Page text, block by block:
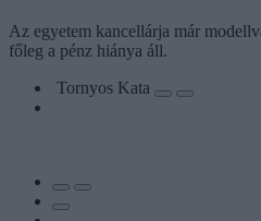
Az egyetem kancellárja már
főleg a pénz hiánya áll.
Tornyos Kata